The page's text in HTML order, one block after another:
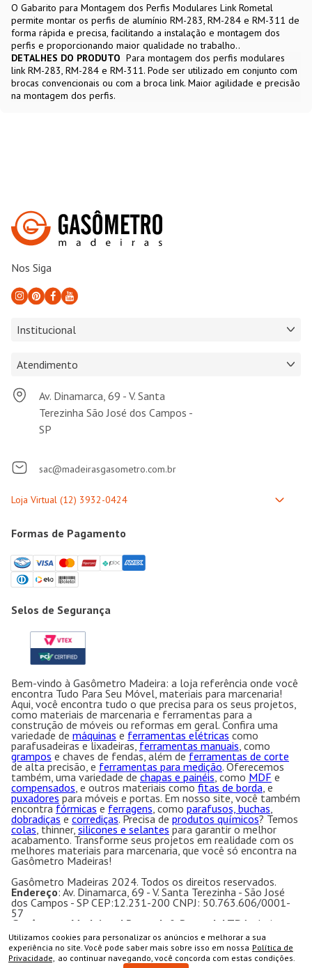
Utilizamos cookies para personalizar os anúncios e melhorar a sua
experiência no site. Você pode saber mais sobre isso em nossa Política de
Privacidade, ao continuar navegando, você concorda com estas condições.
COMPRAR
O Gabarito para Montagem dos Perfis Modulares Link Rometal
permite montar os perfis de alumínio RM-283, RM-284 e RM-311 de
forma rápida e precisa, facilitando a instalação e montagem dos
perfis e proporcionando maior qualidade no trabalho..
DETALHES DO PRODUTO Para montagem dos perfis modulares
link RM-283, RM-284 e RM-311. Pode ser utilizado em conjunto com
brocas convencionais ou com a broca link. Maior agilidade e precisão
na montagem dos perfis.
Nos Siga
Institucional
Atendimento
Av. Dinamarca, 69 - V. Santa
Terezinha São José dos Campos -
SP
sac@madeirasgasometro.com.br
Formas de Pagamento
Selos de Segurança
Bem-vindo à Gasômetro Madeira: a loja referência onde você
encontra Tudo Para Seu Móvel, materiais para marcenaria!
Aqui, você encontra tudo o que precisa para os seus projetos,
como materiais de marcenaria e ferramentas para a
construção de móveis ou reformas em geral. Confira uma
variedade de máquinas e ferramentas elétricas como
parafusadeiras e lixadeiras, ferramentas manuais, como
grampos e chaves de fendas, além de ferramentas de corte
de alta precisão, e ferramentas para medição. Oferecemos
também, uma variedade de chapas e painéis, como MDF e
compensados, e outros materiais como fitas de borda, e
puxadores para móveis e portas. Em nosso site, você também
encontra fórmicas e ferragens, como parafusos, buchas,
dobradiças e corrediças. Precisa de produtos químicos? Temos
colas, thinner, silicones e selantes para garantir o melhor
acabamento. Transforme seus projetos em realidade com os
melhores materiais para marcenaria, que você só encontra na
Gasômetro Madeiras!
Gasômetro Madeiras 2024. Todos os direitos reservados.
Endereço: Av. Dinamarca, 69 - V. Santa Terezinha - São José
dos Campos - SP CEP:12.231-200 CNPJ: 50.763.606/0001-
57
Gasômetro Madeiras | Ramuth & Ramuth LTDA - Loja
especializada em máquinas para marcenaria, acessórios e
ferragens para móveis.
Equipamentos e ferramentas para marcenaria com ótimos
preços e condições.